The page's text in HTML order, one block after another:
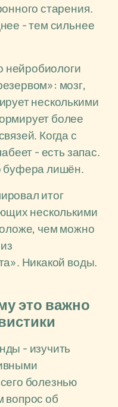
старения.
- тем сильнее
нейробиологи
мозг,
несколькими
более
Когда с
- есть запас.
буфера лишён.
итог
несколькими
чем можно
Никакой воды.
это важно
- изучить
болезнью
вопрос об